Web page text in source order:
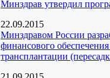
Минздрав утвердил
22.09.2015
Минздравом России
финансового
трансплантации